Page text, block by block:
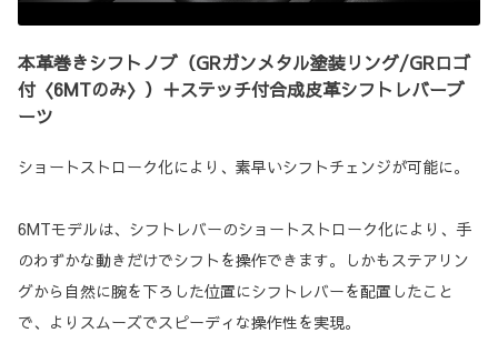
本革巻きシフトノブ（GRガンメタル塗装リング/GRロゴ
付〈6MTのみ〉）＋ステッチ付合成皮革シフトレバーブ
ーツ
ショートストローク化により、素早いシフトチェンジが可能に。
6MTモデルは、シフトレバーのショートストローク化により、手
のわずかな動きだけでシフトを操作できます。しかもステアリン
グから自然に腕を下ろした位置にシフトレバーを配置したこと
で、よりスムーズでスピーディな操作性を実現。